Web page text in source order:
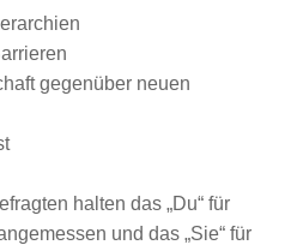
gegenüber neuen
halten das „Du“ für
und das „Sie“ für